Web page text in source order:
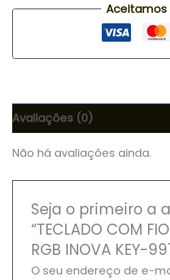
Aceitamos
Avaliações (0)
Não há avaliações ainda.
Seja o primeiro a
“TECLADO COM
RGB INOVA KEY-
O seu endereço de e-